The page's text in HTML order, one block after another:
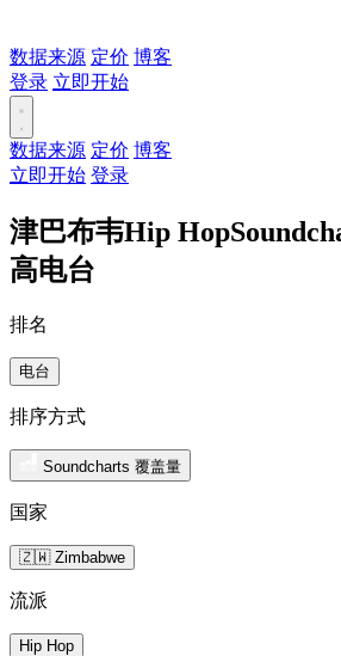
数据来源 定价 博客
登录 立即开始
数据来源 定价 博客
立即开始 登录
津巴布韦Hip
高电台
排名
电台
排序方式
Soundcharts 覆盖量
国家
🇿🇼 Zimbabwe
流派
Hip Hop